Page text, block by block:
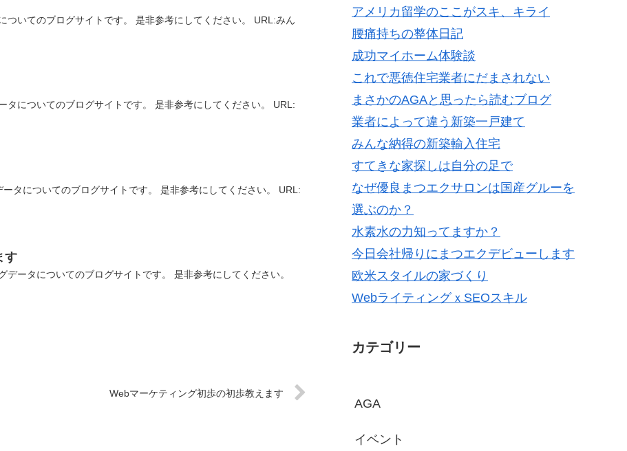
ついてのブログサイトです。 是非参考にしてください。 URL:みん
タについてのブログサイトです。 是非参考にしてください。 URL:
タについてのブログサイトです。 是非参考にしてください。 URL:
す
ータについてのブログサイトです。 是非参考にしてください。
Webマーケティング初歩の初歩教えます
アメリカ留学のここがスキ、キライ
腰痛持ちの整体日記
成功マイホーム体験談
これで悪徳住宅業者にだまされない
まさかのAGAと思ったら読むブログ
業者によって違う新築一戸建て
みんな納得の新築輸入住宅
すてきな家探しは自分の足で
なぜ優良まつエクサロンは国産グルーを
選ぶのか？
水素水の力知ってますか？
今日会社帰りにまつエクデビューします
欧米スタイルの家づくり
WebライティングｘSEOスキル
カテゴリー
AGA
イベント